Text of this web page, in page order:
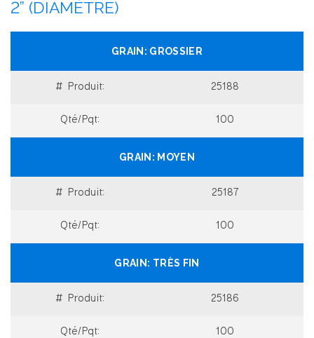
2” (DIAMÈTRE)
GROSSIER
25188
100
MOYEN
25187
100
TRÈS FIN
25186
100